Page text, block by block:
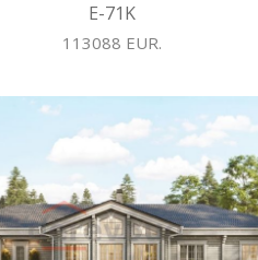
E-71K
113088 EUR.